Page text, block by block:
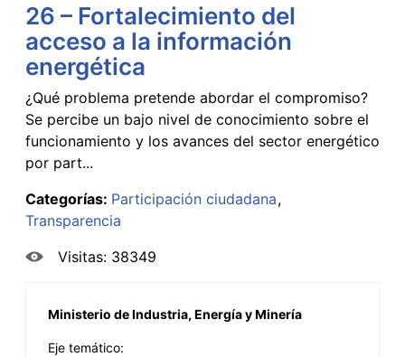
26 – Fortalecimiento del
acceso a la información
energética
¿Qué problema pretende abordar el compromiso?
Se percibe un bajo nivel de conocimiento sobre el
funcionamiento y los avances del sector energético
por part...
Categorías: Participación ciudadana
Transparencia
Visitas: 38349
Ministerio de Industria, Energía y Minería
Eje temático: